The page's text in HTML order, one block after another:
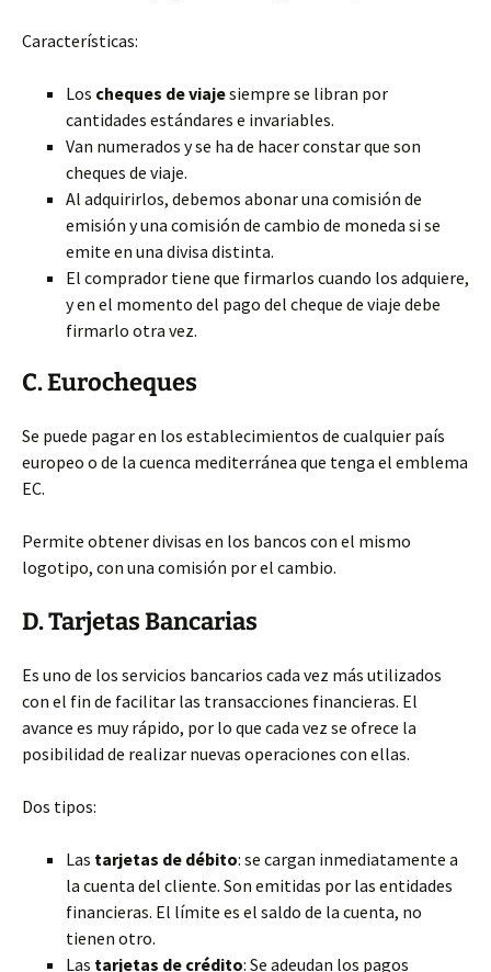
Características:
Los cheques de viajesiempre se libran por
cantidades estándares e invariables.
Van numerados y se ha de hacer constar que son
cheques de viaje.
Al adquirirlos, debemos abonar una comisión de
emisión y una comisión de cambio de moneda si se
emite en una divisa distinta.
El comprador tiene que firmarlos cuando los adquiere,
y en el momento del pago del cheque de viaje debe
firmarlo otra vez.
C. Eurocheques
Se puede pagar en los establecimientos de cualquier país
europeo o de la cuenca mediterránea que tenga el emblema
EC.
Permite obtener divisas en los bancos con el mismo
logotipo, con una comisión por el cambio.
D. Tarjetas Bancarias
Es uno de los servicios bancarios cada vez más utilizados
con el fin de facilitar las transacciones financieras. El
avance es muy rápido, por lo que cada vez se ofrece la
posibilidad de realizar nuevas operaciones con ellas.
Dos tipos:
Las tarjetas de débito: se cargan inmediatamente a
la cuenta del cliente. Son emitidas por las entidades
financieras. El límite es el saldo de la cuenta, no
tienen otro.
Las tarjetas de crédito: Se adeudan los pagos